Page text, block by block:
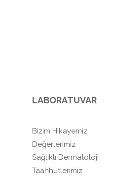
LABORATUVAR
Bizim Hikayemiz
Değerlerimiz
Sağlıklı Dermatoloji
Taahhütlerimiz